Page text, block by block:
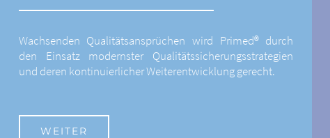
Wachsenden Qualitätsansprüchen wird Primed® durch
den Einsatz modernster Qualitätssicherungsstrategien
und deren kontinuierlicher Weiterentwicklung gerecht.
WEITER